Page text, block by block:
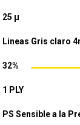
25 µ
Lineas Gris claro
32%
1 PLY
PS Sensible a la